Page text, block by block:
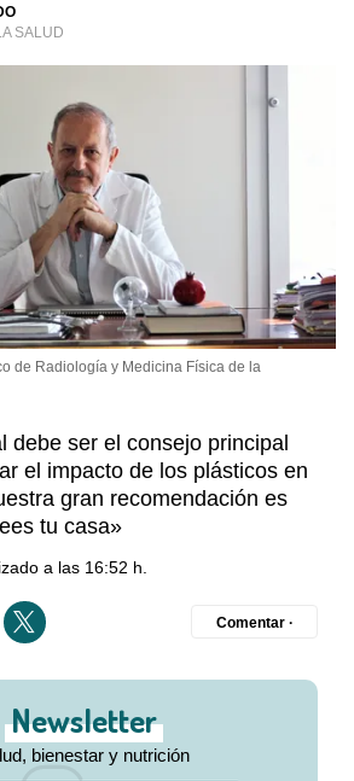
SALUD
de Radiología y Medicina Física de la
debe ser el consejo principal
el impacto de los plásticos en
gran recomendación es
tu casa»
a las 16:52 h.
Comentar ·
Newsletter
bienestar y nutrición